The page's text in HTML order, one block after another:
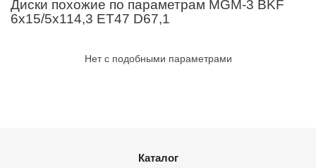
Диски похожие по параметрам MGM-3 BKF
6x15/5x114,3 ET47 D67,1
Нет с подобными параметрами
Каталог